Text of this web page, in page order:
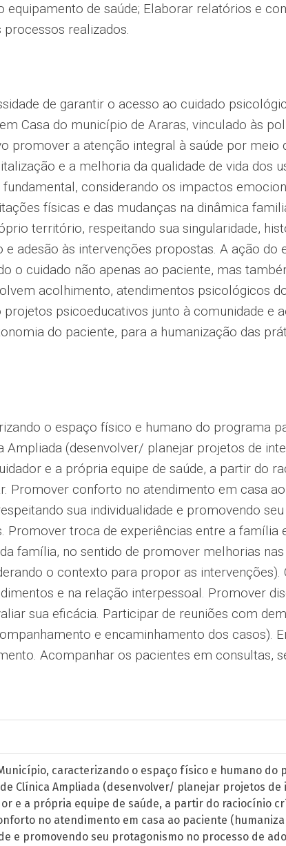
de saúde; Elaborar relatórios e
realizados.
de garantir o acesso ao cuidado
Casa do município de Araras, vinculado às
promover a atenção integral à saúde por meio
e a melhoria da qualidade de vida dos
considerando os impactos
físicas e das mudanças na dinâmica
território, respeitando sua singularidade,
adesão às intervenções propostas. A ação do
o cuidado não apenas ao paciente, mas
acolhimento, atendimentos psicológicos
psicoeducativos junto à comunidade e
do paciente, para a humanização das
o espaço físico e humano do programa
(desenvolver/ planejar projetos de
e a própria equipe de saúde, a partir do
Promover conforto no atendimento em casa
sua individualidade e promovendo
troca de experiências entre a família
família, no sentido de promover melhorias
o contexto para propor as intervenções).
e na relação interpessoal. Promover
sua eficácia. Participar de reuniões com
e encaminhamento dos casos).
Acompanhar os pacientes em consultas,
caracterizando o espaço físico e humano do
Clínica Ampliada (desenvolver/ planejar projetos de
e a própria equipe de saúde, a partir do raciocínio
no atendimento em casa ao paciente
e promovendo seu protagonismo no processo de